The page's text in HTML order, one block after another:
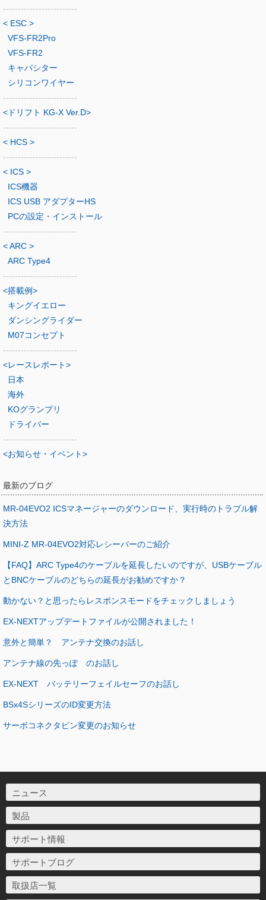
-------------------------
< ESC >
VFS-FR2Pro
VFS-FR2
キャパシター
シリコンワイヤー
-------------------------
<ドリフト KG-X Ver.D>
-------------------------
< HCS >
-------------------------
< ICS >
ICS機器
ICS USB アダプターHS
PCの設定・インストール
-------------------------
< ARC >
ARC Type4
-------------------------
<搭載例>
キングイエロー
ダンシングライダー
M07コンセプト
-------------------------
<レースレポート>
日本
海外
KOグランプリ
ドライバー
-------------------------
<お知らせ・イベント>
最新のブログ
MR-04EVO2 ICSマネージャーのダウンロード、実行時のトラブル解
決方法
MINI-Z MR-04EVO2対応レシーバーのご紹介
【FAQ】ARC Type4のケーブルを延長したいのですが、USBケーブル
とBNCケーブルのどちらの延長がお勧めですか？
動かない？と思ったらレスポンスモードをチェックしましょう
EX-NEXTアップデートファイルが公開されました！
意外と簡単？ アンテナ交換のお話し
アンテナ線の先っぽ のお話し
EX-NEXT バッテリーフェイルセーフのお話し
BSx4SシリーズのID変更方法
サーボコネクタピン変更のお知らせ
ニュース
製品
サポート情報
サポートブログ
取扱店一覧